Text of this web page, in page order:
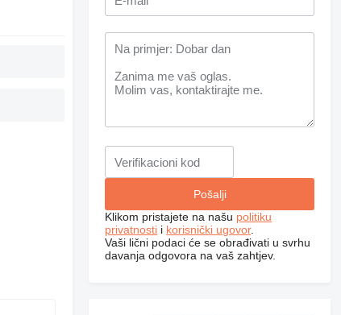
Klikom pristajete na našu politiku
privatnosti i korisnički ugovor.
Vaši lični podaci će se obrađivati ​​u svrhu
davanja odgovora na vaš zahtjev.